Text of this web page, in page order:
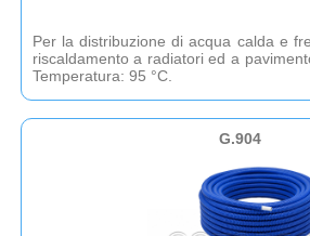
Per la distribuzione di acqua calda e
riscaldamento a radiatori ed a
Temperatura: 95 °C.
G.904